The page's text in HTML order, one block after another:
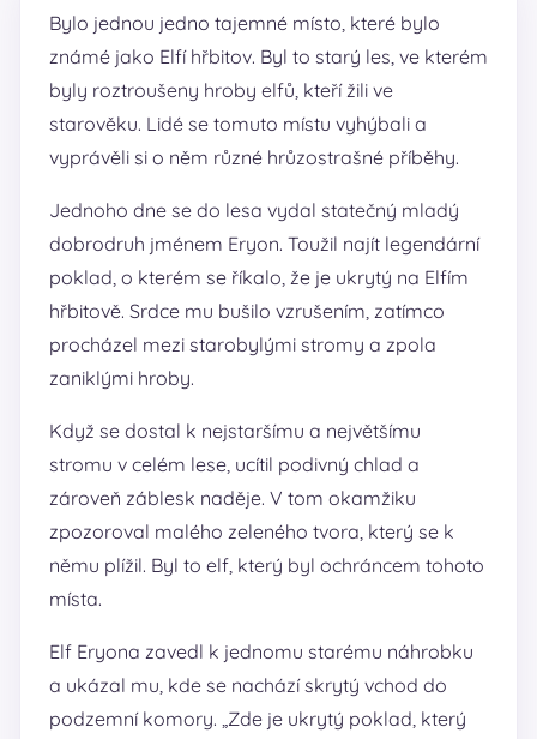
Bylo jednou jedno tajemné místo, které bylo
známé jako Elfí hřbitov. Byl to starý les, ve kterém
byly roztroušeny hroby elfů, kteří žili ve
starověku. Lidé se tomuto místu vyhýbali a
vyprávěli si o něm různé hrůzostrašné příběhy.
Jednoho dne se do lesa vydal statečný mladý
dobrodruh jménem Eryon. Toužil najít legendární
poklad, o kterém se říkalo, že je ukrytý na Elfím
hřbitově. Srdce mu bušilo vzrušením, zatímco
procházel mezi starobylými stromy a zpola
zaniklými hroby.
Když se dostal k nejstaršímu a největšímu
stromu v celém lese, ucítil podivný chlad a
zároveň záblesk naděje. V tom okamžiku
zpozoroval malého zeleného tvora, který se k
němu plížil. Byl to elf, který byl ochráncem tohoto
místa.
Elf Eryona zavedl k jednomu starému náhrobku
a ukázal mu, kde se nachází skrytý vchod do
podzemní komory. „Zde je ukrytý poklad, který